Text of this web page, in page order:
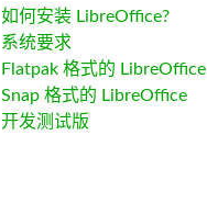
如何安装 LibreOffice?
系统要求
Flatpak 格式的 LibreOffice
Snap 格式的 LibreOffice
开发测试版